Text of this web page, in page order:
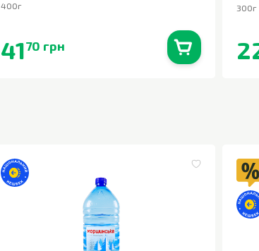
400г
4170 грн
300г